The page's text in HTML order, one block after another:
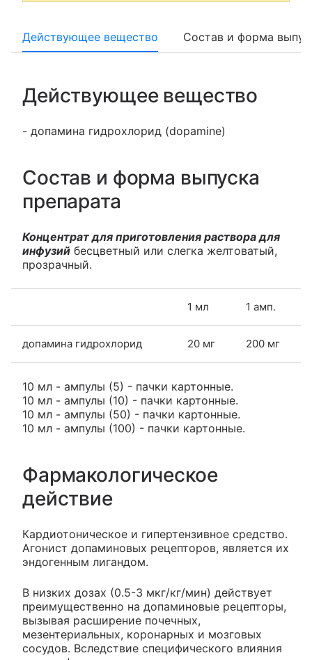
Действующее вещество Состав и форма
Действующее вещество
- допамина гидрохлорид (dopamine)
Состав и форма выпуска
препарата
Концентрат для приготовления раствора для
инфузий бесцветный или слегка желтоватый,
прозрачный.
1 мл 1 амп.
допамина гидрохлорид 20 мг 200 мг
10 мл - ампулы (5) - пачки картонные.
10 мл - ампулы (10) - пачки картонные.
10 мл - ампулы (50) - пачки картонные.
10 мл - ампулы (100) - пачки картонные.
Фармакологическое
действие
Кардиотоническое и гипертензивное средство.
Агонист допаминовых рецепторов, является их
эндогенным лигандом.
В низких дозах (0.5-3 мкг/кг/мин) действует
преимущественно на допаминовые рецепторы,
вызывая расширение почечных,
мезентериальных, коронарных и мозговых
сосудов. Вследствие специфического влияния